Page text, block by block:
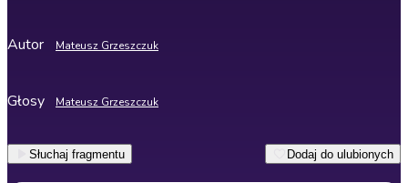
Autor Mateusz Grzeszczuk
Głosy Mateusz Grzeszczuk
Słuchaj fragmentu Dodaj do ulubionych